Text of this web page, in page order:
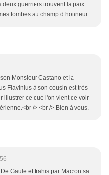
deux guerriers trouvent la paix
tombes au champ d honneur.
Monsieur Castano et la
Flavinius à son cousin est très
illustrer ce que l'on vient de voir
/> <br /> Bien à vous.
Gaule et trahis par Macron sa